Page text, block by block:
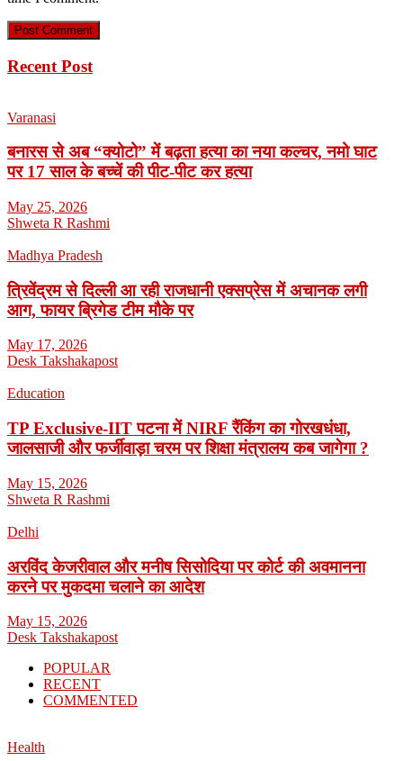
Recent Post
Varanasi
बनारस से अब “क्योटो” में बढ़ता हत्या का नया कल्चर, नमो घाट
पर 17 साल के बच्चें की पीट-पीट कर हत्या
May 25, 2026
Shweta R Rashmi
Madhya Pradesh
त्रिवेंद्रम से दिल्ली आ रही राजधानी एक्सप्रेस में अचानक लगी
आग, फायर ब्रिगेड टीम मौके पर
May 17, 2026
Desk Takshakapost
Education
TP Exclusive-IIT पटना में NIRF रैंकिंग का गोरखधंधा,
जालसाजी और फर्जीवाड़ा चरम पर शिक्षा मंत्रालय कब जागेगा ?
May 15, 2026
Shweta R Rashmi
Delhi
अरविंद केजरीवाल और मनीष सिसोदिया पर कोर्ट की अवमानना
करने पर मुकदमा चलाने का आदेश
May 15, 2026
Desk Takshakapost
POPULAR
RECENT
COMMENTED
Health